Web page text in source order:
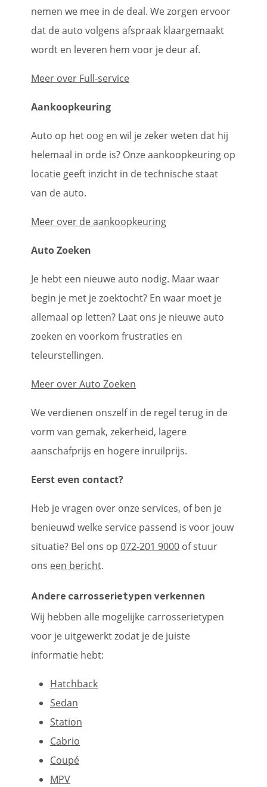
nemen we mee in de deal. We zorgen ervoor
dat de auto volgens afspraak klaargemaakt
wordt en leveren hem voor je deur af.
Meer over Full-service
Aankoopkeuring
Auto op het oog en wil je zeker weten dat hij
helemaal in orde is? Onze aankoopkeuring op
locatie geeft inzicht in de technische staat
van de auto.
Meer over de aankoopkeuring
Auto Zoeken
Je hebt een nieuwe auto nodig. Maar waar
begin je met je zoektocht? En waar moet je
allemaal op letten? Laat ons je nieuwe auto
zoeken en voorkom frustraties en
teleurstellingen.
Meer over Auto Zoeken
We verdienen onszelf in de regel terug in de
vorm van gemak, zekerheid, lagere
aanschafprijs en hogere inruilprijs.
Eerst even contact?
Heb je vragen over onze services, of ben je
benieuwd welke service passend is voor jouw
situatie? Bel ons op 072-201 9000 of stuur
ons een bericht.
Andere carrosserietypen verkennen
Wij hebben alle mogelijke carrosserietypen
voor je uitgewerkt zodat je de juiste
informatie hebt:
Hatchback
Sedan
Station
Cabrio
Coupé
MPV